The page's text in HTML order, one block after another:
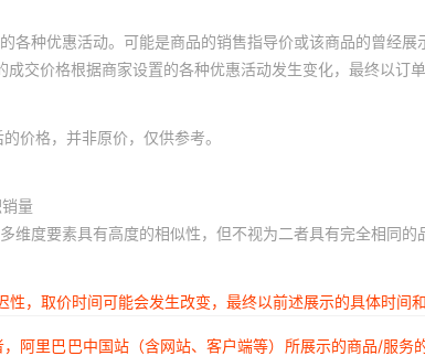
种优惠活动。可能是商品的销售指导价或该商品的曾经展
交价格根据商家设置的各种优惠活动发生变化，最终以订单
价格，并非原价，仅供参考。
量
度要素具有高度的相似性，但不视为二者具有完全相同的
，取价时间可能会发生改变，最终以前述展示的具体时间
阿里巴巴中国站（含网站、客户端等）所展示的商品/服